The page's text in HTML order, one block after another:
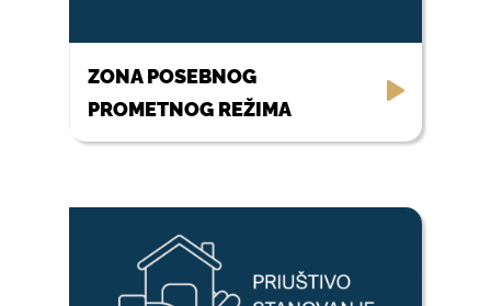
ZONA POSEBNOG
PROMETNOG REŽIMA